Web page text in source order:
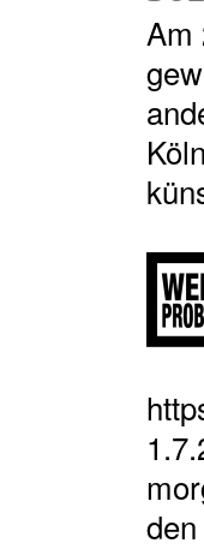
Am